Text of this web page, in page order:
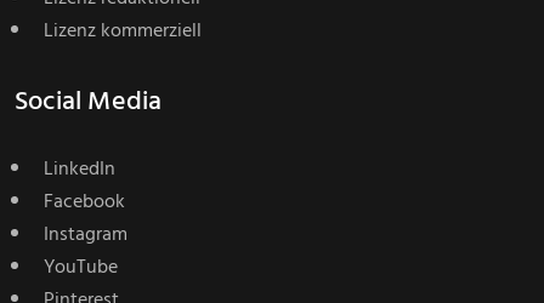
Lizenz kommerziell
Social Media
LinkedIn
Facebook
Instagram
YouTube